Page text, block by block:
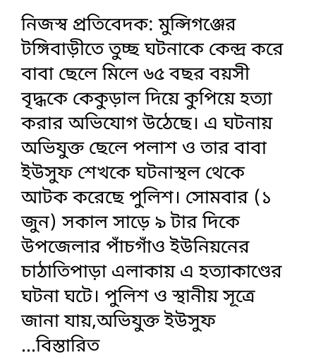
নিজস্ব প্রতিবেদক: মুন্সিগঞ্জের
টঙ্গিবাড়ীতে তুচ্ছ ঘটনাকে কেন্দ্র করে
বাবা ছেলে মিলে ৬৫ বছর বয়সী
বৃদ্ধকে কেকুড়াল দিয়ে কুপিয়ে হত্যা
করার অভিযোগ উঠেছে। এ ঘটনায়
অভিযুক্ত ছেলে পলাশ ও তার বাবা
ইউসুফ শেখকে ঘটনাস্থল থেকে
আটক করেছে পুলিশ। সোমবার (১
জুন) সকাল সাড়ে ৯ টার দিকে
উপজেলার পাঁচগাঁও ইউনিয়নের
চাঠাতিপাড়া এলাকায় এ হত্যাকাণ্ডের
ঘটনা ঘটে। পুলিশ ও স্থানীয় সূত্রে
জানা যায়,অভিযুক্ত ইউসুফ
...বিস্তারিত